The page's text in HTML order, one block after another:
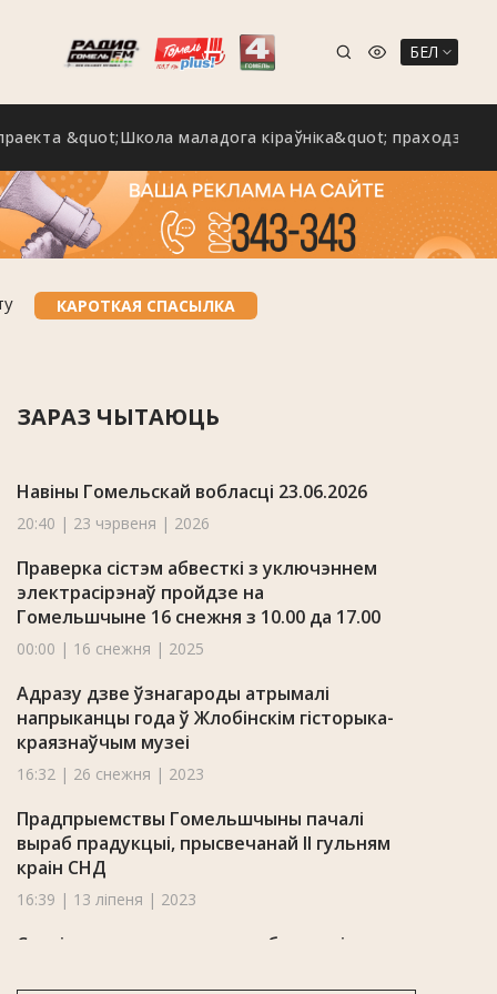
БЕЛ
&quot;Школа маладога кіраўніка&quot; праходзіць на
КАРОТКАЯ СПАСЫЛКА
ЗАРАЗ ЧЫТАЮЦЬ
Навіны Гомельскай вобласці 23.06.2026
20:40 | 23 чэрвеня | 2026
Праверка сістэм абвесткі з уключэннем
электрасірэнаў пройдзе на
Гомельшчыне 16 снежня з 10.00 да 17.00
00:00 | 16 снежня | 2025
Адразу дзве ўзнагароды атрымалі
напрыканцы года ў Жлобінскім гісторыка-
краязнаўчым музеі
16:32 | 26 снежня | 2023
Прадпрыемствы Гомельшчыны пачалі
выраб прадукцыі, прысвечанай II гульням
краін СНД
16:39 | 13 ліпеня | 2023
Сталі вядомыя новыя падрабязнасці